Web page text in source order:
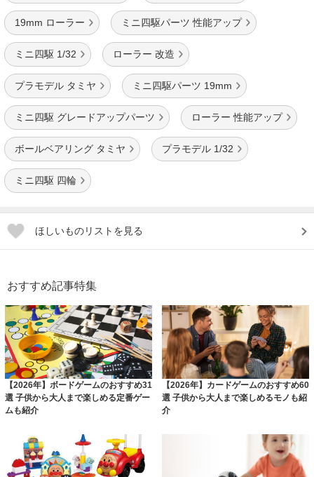
19mm ローラー ミニ四駆パーツ 性能アップ
ミニ四駆 1/32 ローラー 改造
プラモデル タミヤ ミニ四駆パーツ 19mm
ミニ四駆 グレードアップパーツ ローラー 性能アップ
ボールベアリング タミヤ プラモデル 1/32
ミニ四駆 四輪
ほしいものリストを見る
おすすめ記事特集
【2026年】ボードゲームのおすすめ31
選 子供から大人まで楽しめる定番ゲー
ムも紹介
【2026年】カードゲームのおすすめ60
選 子供から大人まで楽しめるモノも紹
介